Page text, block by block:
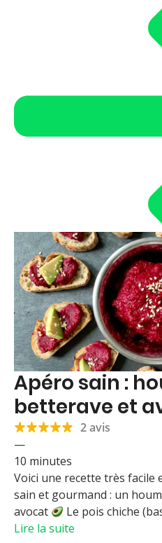
Apéro sain :
betterave et
2 avis
—
10 minutes
Voici une recette très
sain et gourmand : un
avocat
Le pois chiche
Lire la suite